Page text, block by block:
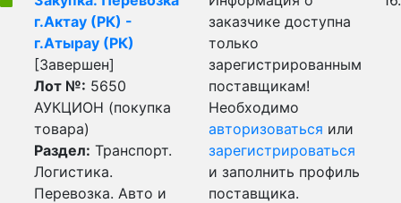
г.Актау (РК) -
г.Атырау (РК)
[Завершен]
Лот №: 5650
АУКЦИОН (покупка
товара)
Раздел: Транспорт.
Логистика.
Перевозка. Авто и
заказчике доступна
только
зарегистрированным
поставщикам!
Необходимо
авторизоваться или
зарегистрироваться
и заполнить профиль
поставщика.